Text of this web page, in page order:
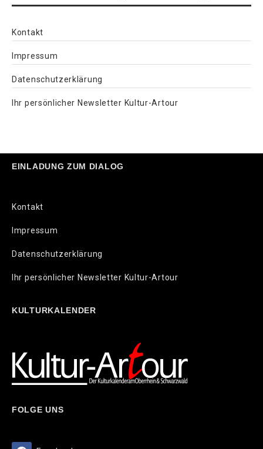
Kontakt
Impressum
Datenschutzerklärung
Ihr persönlicher Newsletter Kultur-Artour
EINLADUNG ZUM DIALOG
Kontakt
Impressum
Datenschutzerklärung
Ihr persönlicher Newsletter Kultur-Artour
KULTURKALENDER
FOLGE UNS